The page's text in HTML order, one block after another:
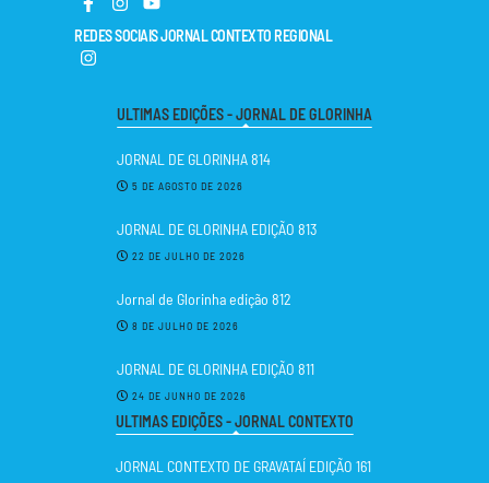
REDES SOCIAIS JORNAL CONTEXTO REGIONAL
ULTIMAS EDIÇÕES - JORNAL DE GLORINHA
JORNAL DE GLORINHA 814
5 DE AGOSTO DE 2026
JORNAL DE GLORINHA EDIÇÃO 813
22 DE JULHO DE 2026
Jornal de Glorinha edição 812
8 DE JULHO DE 2026
JORNAL DE GLORINHA EDIÇÃO 811
24 DE JUNHO DE 2026
ULTIMAS EDIÇÕES - JORNAL CONTEXTO
JORNAL CONTEXTO DE GRAVATAÍ EDIÇÃO 161